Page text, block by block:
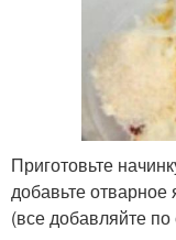
Приготовьте
добавьте отварное
(все добавляйте по